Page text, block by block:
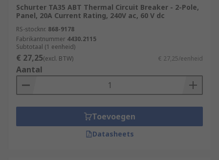
Schurter TA35 ABT Thermal Circuit Breaker - 2-Pole,
Panel, 20A Current Rating, 240V ac, 60 V dc
RS-stocknr. 868-9178
Fabrikantnummer 4430.2115
Subtotaal (1 eenheid)
€ 27,25(excl. BTW) € 27,25/eenheid
Aantal
Toevoegen
Datasheets